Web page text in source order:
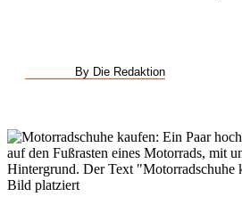
By Die Redaktion